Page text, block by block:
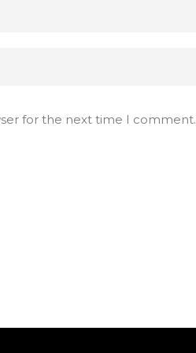
for the next time I comment.